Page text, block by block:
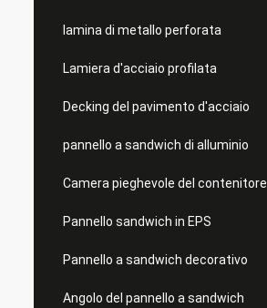
lamina di metallo perforata
Lamiera d'acciaio profilata
Decking del pavimento d'acciaio
pannello a sandwich di alluminio
Camera pieghevole del contenitore
Pannello sandwich in EPS
Pannello a sandwich decorativo
Angolo del pannello a sandwich